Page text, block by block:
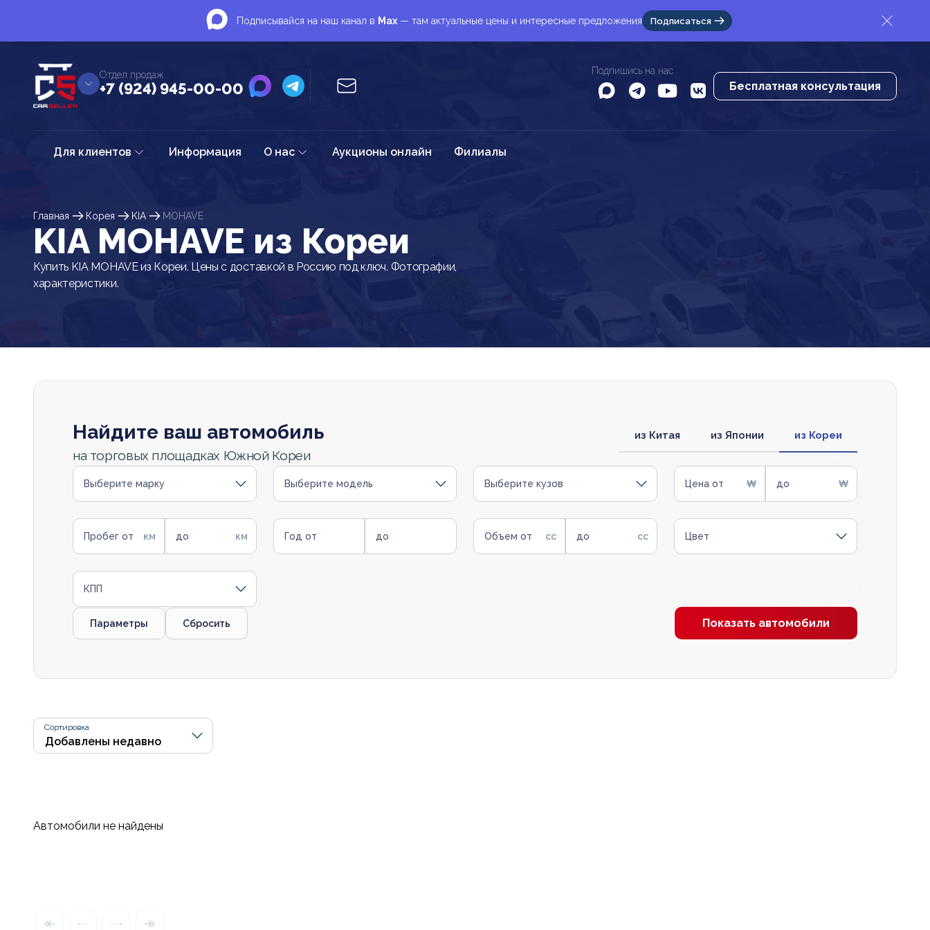
Подписывайся на наш канал в Max — там актуальные цены и интересные предложения Подписаться
Отдел продаж
+7 (924) 945-00-00
Подпишись на нас
Бесплатная консультация
Для клиентов Информация О нас Аукционы онлайн Филиалы
Главная Корея KIA MOHAVE
KIA MOHAVE из Кореи
Купить KIA MOHAVE из Кореи. Цены с доставкой в Россию под ключ. Фотографии,
характеристики.
Найдите ваш автомобиль
на торговых площадках Южной Кореи
из Китая из Японии из Кореи
Выберите марку Выберите модель Выберите кузов Цена от до
Пробег от до Год от до Объем от до Цвет
КПП
Параметры Сбросить Показать автомобили
Сортировка
Автомобили не найдены